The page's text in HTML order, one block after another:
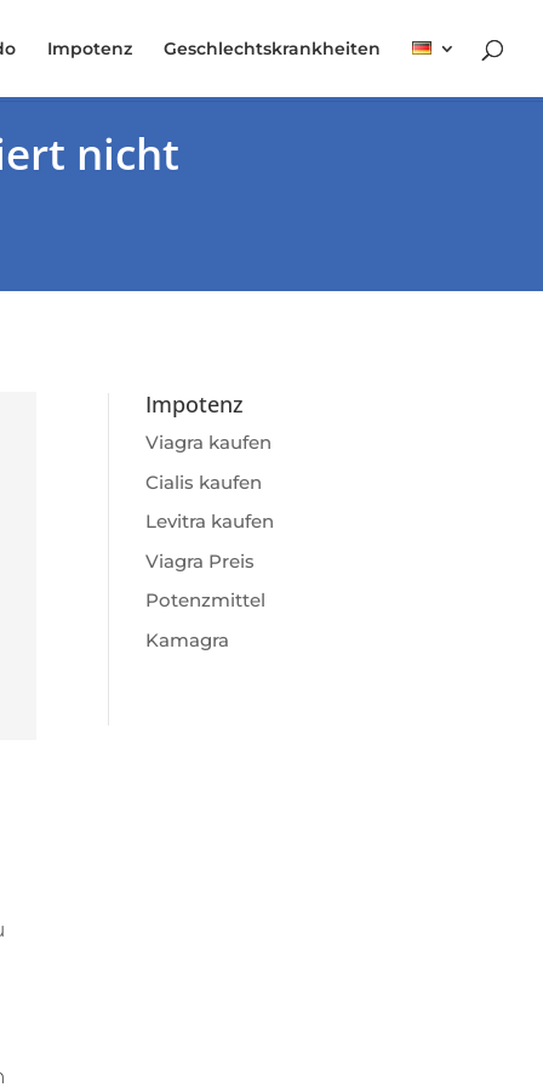
Impotenz Geschlechtskrankheiten
nicht
Impotenz
Viagra kaufen
Cialis kaufen
Levitra kaufen
Viagra Preis
Potenzmittel
Kamagra